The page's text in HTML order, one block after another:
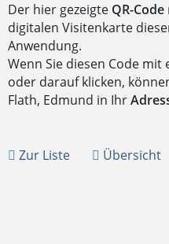
Der hier gezeigte QR-Code
digitalen Visitenkarte
Anwendung.
Wenn Sie diesen Code mit
oder darauf klicken,
Flath, Edmund in Ihr
Zur Liste Übersicht